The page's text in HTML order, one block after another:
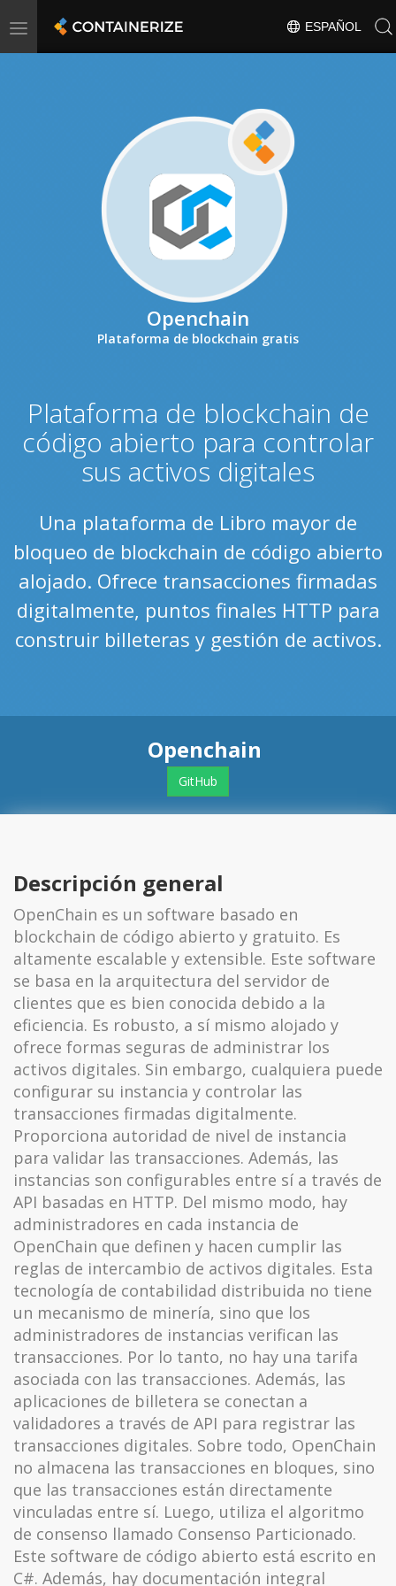
Toggle
ESPAÑOL
Openchain
Plataforma de blockchain gratis
Plataforma de blockchain de
código abierto para controlar
sus activos digitales
Una plataforma de Libro mayor de
bloqueo de blockchain de código abierto
alojado. Ofrece transacciones firmadas
digitalmente, puntos finales HTTP para
construir billeteras y gestión de activos.
Openchain
GitHub
Descripción general
OpenChain es un software basado en
blockchain de código abierto y gratuito. Es
altamente escalable y extensible. Este software
se basa en la arquitectura del servidor de
clientes que es bien conocida debido a la
eficiencia. Es robusto, a sí mismo alojado y
ofrece formas seguras de administrar los
activos digitales. Sin embargo, cualquiera puede
configurar su instancia y controlar las
transacciones firmadas digitalmente.
Proporciona autoridad de nivel de instancia
para validar las transacciones. Además, las
instancias son configurables entre sí a través de
API basadas en HTTP. Del mismo modo, hay
administradores en cada instancia de
OpenChain que definen y hacen cumplir las
reglas de intercambio de activos digitales. Esta
tecnología de contabilidad distribuida no tiene
un mecanismo de minería, sino que los
administradores de instancias verifican las
transacciones. Por lo tanto, no hay una tarifa
asociada con las transacciones. Además, las
aplicaciones de billetera se conectan a
validadores a través de API para registrar las
transacciones digitales. Sobre todo, OpenChain
no almacena las transacciones en bloques, sino
que las transacciones están directamente
vinculadas entre sí. Luego, utiliza el algoritmo
de consenso llamado Consenso Particionado.
Este software de código abierto está escrito en
C#. Además, hay documentación integral